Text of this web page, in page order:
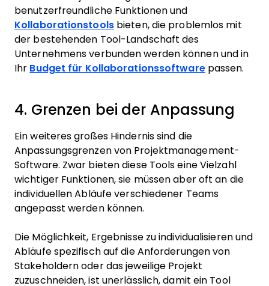
benutzerfreundliche Funktionen und
Kollaborationstoolsbieten, die problemlos mit
der bestehenden Tool-Landschaft des
Unternehmens verbunden werden können und in
Ihr Budget für Kollaborationssoftwarepassen.
4. Grenzen bei der Anpassung
Ein weiteres großes Hindernis sind die
Anpassungsgrenzen von Projektmanagement-
Software. Zwar bieten diese Tools eine Vielzahl
wichtiger Funktionen, sie müssen aber oft an die
individuellen Abläufe verschiedener Teams
angepasst werden können.
Die Möglichkeit, Ergebnisse zu individualisieren und
Abläufe spezifisch auf die Anforderungen von
Stakeholdern oder das jeweilige Projekt
zuzuschneiden, ist unerlässlich, damit ein Tool